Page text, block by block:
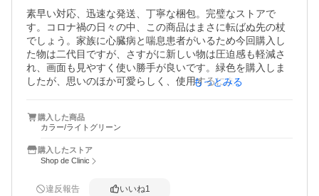
素早い対応、迅速な発送、丁寧な梱包。完璧なストアで
す。コロナ禍の日々の中、この商品はまさに転ばぬ先の杖
でしょう。家族に心臓病と喘息患者がいるため今回購入し
た物は二代目ですが、さすがに新しい物は圧迫感も軽減さ
れ、画面も見やすく使い勝手が良いです。緑色を購入しま
したが、思いのほか可愛らしく、使用するにあたって気が
い。迷ったらこれ！購入を検討中の方には、是非ともおス
スメしたいです。
もっとみる
購入した商品
カラー/ライトグリーン
購入したストア
Shop de Clinic
違反報告 いいね1